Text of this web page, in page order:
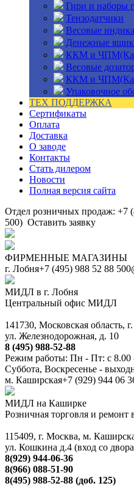
Гири и наборы
Тензодатчики
Весовые
Денежные
ККМ и
Весовые
ККМ и
Упаковочное
ТЕХ ПОДДЕРЖКА
Сертификаты
Оплата
Доставка
О заводе
Контакты
Стать дилером
Новости
Полная версия сайта
Отдел розничных продаж: +7
500) Оставить заявку
ФИРМЕННЫЕ МАГАЗИНЫ
г. Лобня+7 (495) 988 52 88
МИДЛ в г. Лобня
Центральный офис МИДЛ
141730, Московская область,
ул. Железнодорожная, д. 10
8 (495) 988-52-88
Режим работы: Пн - Пт: с 8.00
Суббота, Воскресенье -
м. Каширская+7 (929) 944 06
МИДЛ на Каширке
Розничная торговля и
115409, г. Москва, м.
ул. Кошкина д.4 (вход со
8(929) 944-06-36
8(966) 088-51-90
8(495) 988-52-88 (доб. 125)